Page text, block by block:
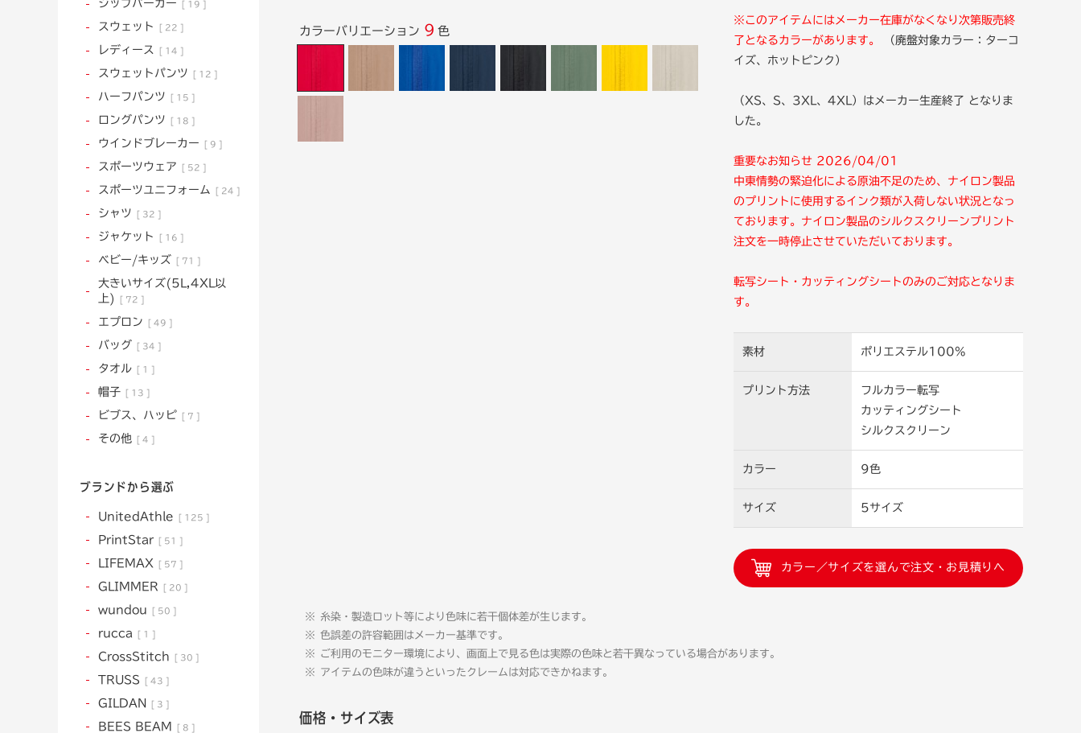
カラーバリエーション 9 色
※このアイテムにはメーカー在庫がなくなり次第販売終
了となるカラーがあります。
（廃盤対象カラー：ターコ
イズ、ホットピンク）
（XS、S、3XL、4XL）はメーカー生産終了 となりま
した。
重要なお知らせ 2026/04/01
中東情勢の緊迫化による原油不足のため、ナイロン製品
のプリントに使用するインク類が入荷しない状況となっ
ております。ナイロン製品のシルクスクリーンプリント
注文を一時停止させていただいております。
転写シート・カッティングシートのみのご対応となりま
す。
素材 ポリエステル100%
プリント方法
フルカラー転写
カッティングシート
シルクスクリーン
カラー 9色
サイズ 5サイズ
カラー／サイズを選んで注文・お見積りへ
糸染・製造ロット等により色味に若干個体差が生じます。
色誤差の許容範囲はメーカー基準です。
ご利用のモニター環境により、画面上で見る色は実際の色味と若干異なっている場合があります。
アイテムの色味が違うといったクレームは対応できかねます。
価格・サイズ表
ジップパーカー 19
スウェット 22
レディース 14
スウェットパンツ 12
ハーフパンツ 15
ロングパンツ 18
ウインドブレーカー 9
スポーツウェア 52
スポーツユニフォーム 24
シャツ 32
ジャケット 16
ベビー/キッズ 71
大きいサイズ(5L,4XL以
上)
72
エプロン 49
バッグ 34
タオル 1
帽子 13
ビブス、ハッピ 7
その他 4
ブランドから選ぶ
UnitedAthle 125
PrintStar 51
LIFEMAX 57
GLIMMER 20
wundou 50
rucca 1
CrossStitch 30
TRUSS 43
GILDAN 3
BEES BEAM 8